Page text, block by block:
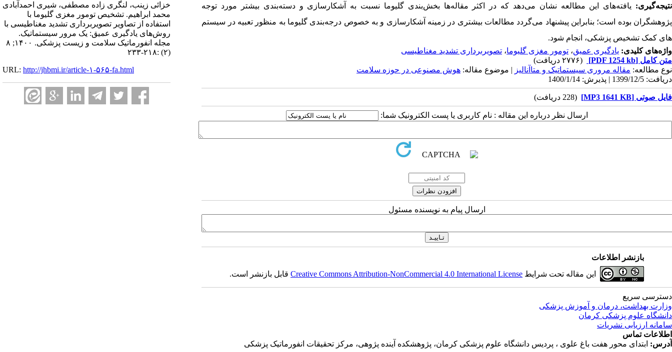
خزائی زینب، لنگری زاده مصطفی، شیری احمدآبادی
محمد ابراهیم. تشخیص تومور مغزی گلیوما با
استفاده از تصاویر تصویربرداری تشدید مغناطیسی با
روش‌های یادگیری عمیق: یک مرور سیستماتیک.
مجله انفورماتیک سلامت و زیست پزشکی. ۱۴۰۰; ۸
(۲) :۲۱۸-۲۳۳
URL: http://jhbmi.ir/article-۱-۵۶۵-fa.html
نتیجه‌گیری: یافته‌های این مطالعه نشان می‌دهد که در اکثر مقاله‌ها بخش‌بندی گلیوما نسبت به آشکارسازی و دسته‌بندی بیشتر مورد توجه
پژوهشگران بوده است؛ بنابراین پیشنهاد می‌گردد مطالعات بیشتری در زمینه آشکارسازی و به خصوص درجه‌بندی گلیوما به منظور تعبیه در سیستم
های کمک تشخیص پزشکی‌، انجام شود.
واژه‌های کلیدی: یادگیری عمیق، تومور مغزی گلیوما، تصویربرداری تشدید مغناطیسی
متن کامل [PDF 1254 kb]
(۲۷۷۶ دریافت)
نوع مطالعه: مقاله مروری سیستماتیک و متاآنالیز | موضوع مقاله: هوش مصنوعی در حوزه سلامت
دریافت: 1399/12/5 | پذیرش: 1400/1/14
فایل صوتی [MP3 1641 KB] (228 دریافت)
ارسال نظر درباره این مقاله : نام کاربری یا پست الکترونیک شما:
ارسال پیام به نویسنده مسئول
بازنشر اطلاعات
این مقاله تحت شرایط Creative Commons Attribution-NonCommercial 4.0 International Licenseقابل بازنشر است.
دسترسی سریع
وزارت بهداشت، درمان و آموزش پزشکی
دانشگاه علوم پزشکی کرمان
سامانه ارزیابی نشریات
اطلاعات تماس
آدرس: ابتدای محور هفت باغ علوی ، پردیس دانشگاه علوم پزشکی کرمان، پژوهشکده آینده پژوهی، مرکز تحقیقات انفورماتیک پزشکی